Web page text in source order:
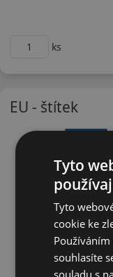
ks
EU - štítek
Tyto
Tyto
cookie ke
souhlasíte
souladu s